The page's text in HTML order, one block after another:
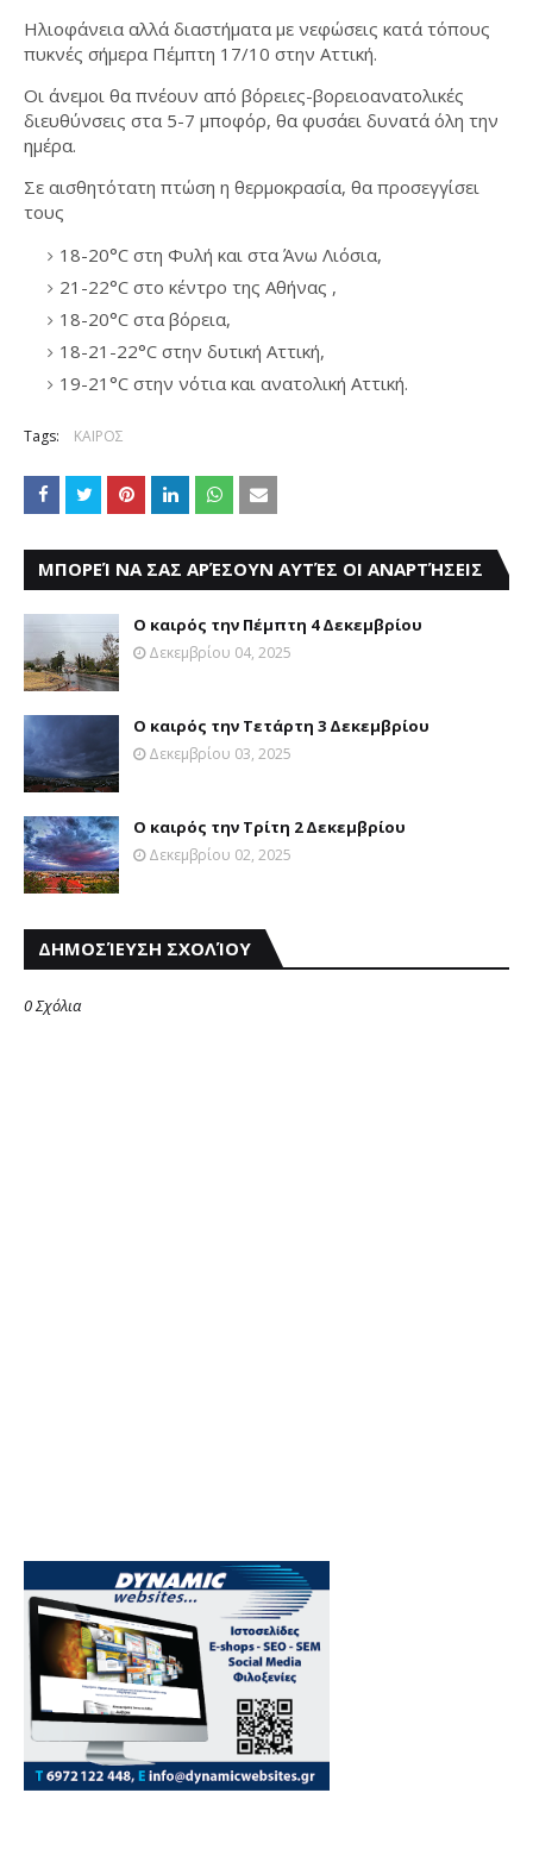
Ηλιοφάνεια αλλά διαστήματα με νεφώσεις κατά τόπους
πυκνές σήμερα Πέμπτη 17/10 στην Αττική.
Οι άνεμοι θα πνέουν από βόρειες-βορειοανατολικές
διευθύνσεις στα 5-7 μποφόρ, θα φυσάει δυνατά όλη την
ημέρα.
Σε αισθητότατη πτώση η θερμοκρασία, θα προσεγγίσει
τους
18-20°C στη Φυλή και στα Άνω Λιόσια,
21-22°C στο κέντρο της Αθήνας ,
18-20°C στα βόρεια,
18-21-22°C στην δυτική Αττική,
19-21°C στην νότια και ανατολική Αττική.
Tags: ΚΑΙΡΟΣ
ΜΠΟΡΕΊ ΝΑ ΣΑΣ ΑΡΈΣΟΥΝ ΑΥΤΈΣ ΟΙ ΑΝΑΡΤΉΣΕΙΣ
Ο καιρός την Πέμπτη 4 Δεκεμβρίου
Δεκεμβρίου 04, 2025
Ο καιρός την Τετάρτη 3 Δεκεμβρίου
Δεκεμβρίου 03, 2025
Ο καιρός την Τρίτη 2 Δεκεμβρίου
Δεκεμβρίου 02, 2025
ΔΗΜΟΣΊΕΥΣΗ ΣΧΟΛΊΟΥ
0 Σχόλια